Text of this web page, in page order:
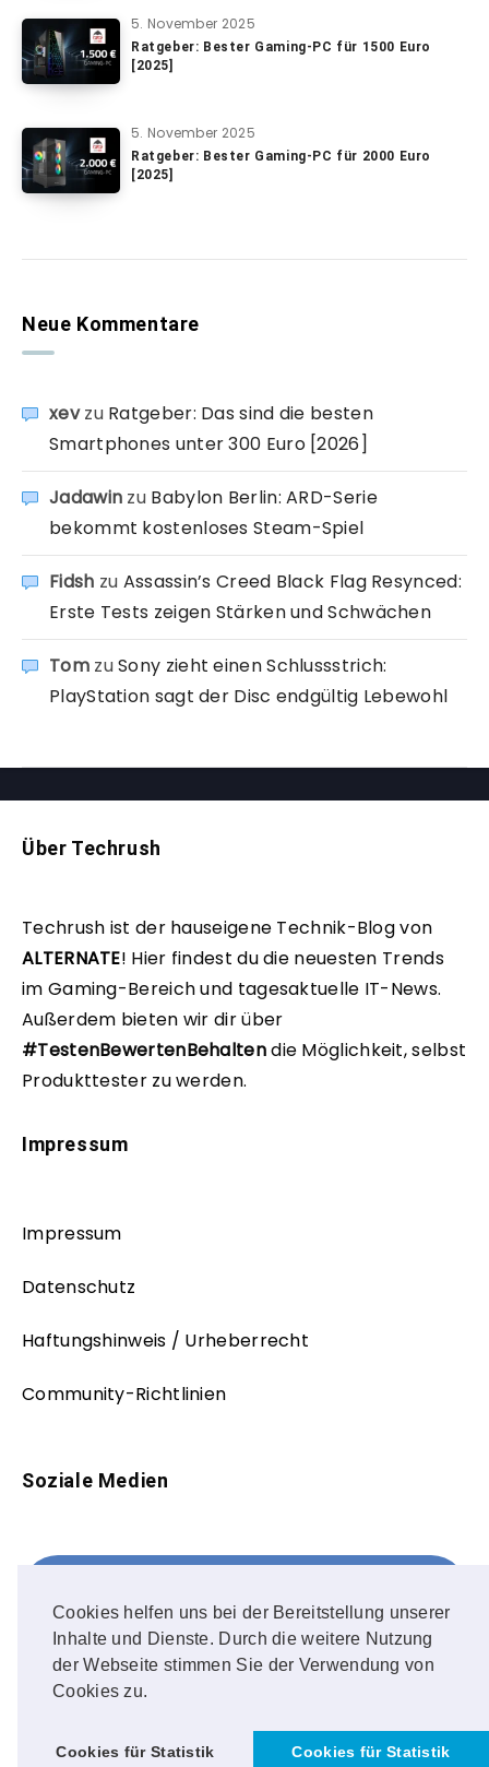
Cookies helfen uns bei der Bereitstellung unserer
Inhalte und Dienste. Durch die weitere Nutzung
der Webseite stimmen Sie der Verwendung von
Cookies zu.
Cookies für Statistik Cookies für Statistik
5. November 2025
Ratgeber: Bester Gaming-PC für 1500 Euro
[2025]
5. November 2025
Ratgeber: Bester Gaming-PC für 2000 Euro
[2025]
Neue Kommentare
xevzu Ratgeber: Das sind die besten
Smartphones unter 300 Euro [2026]
Jadawin zu Babylon Berlin: ARD-Serie
bekommt kostenloses Steam-Spiel
Fidsh zu Assassin’s Creed Black Flag Resynced:
Erste Tests zeigen Stärken und Schwächen
TomzuSony zieht einen Schlussstrich:
PlayStation sagt der Disc endgültig Lebewohl
Über Techrush
Techrush ist der hauseigene Technik-Blog von
ALTERNATE! Hier findest du die neuesten Trends
im Gaming-Bereich und tagesaktuelle IT-News.
Außerdem bieten wir dir über
#TestenBewertenBehaltendie Möglichkeit, selbst
Produkttester zu werden.
Impressum
Impressum
Datenschutz
Haftungshinweis / Urheberrecht
Community-Richtlinien
Soziale Medien
FOLLOW ME!
Instagram
OUR PHOTOS!